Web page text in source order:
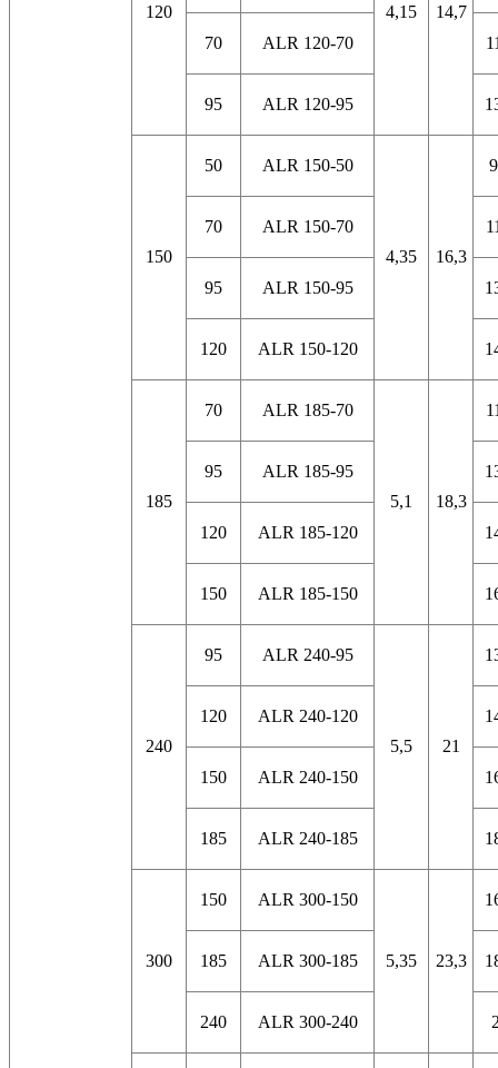
120 4,15 14,7
70 ALR 120-70
95 ALR 120-95
150
50 ALR 150-50
4,35 16,3
70 ALR 150-70
95 ALR 150-95
120 ALR 150-120
185
70 ALR 185-70
5,1 18,3
95 ALR 185-95
120 ALR 185-120
150 ALR 185-150
240
95 ALR 240-95
5,5 21
120 ALR 240-120
150 ALR 240-150
185 ALR 240-185
300
150 ALR 300-150
5,35 23,3
185 ALR 300-185
240 ALR 300-240